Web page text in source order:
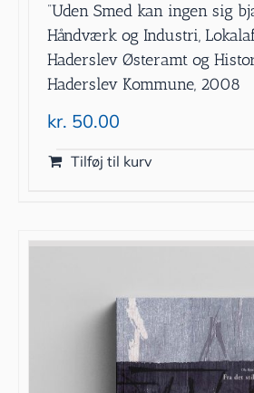
”Uden Smed kan ingen sig
Håndværk og Industri,
Haderslev Østeramt og
Haderslev Kommune, 2008
kr. 50.00
Tilføj til kurv